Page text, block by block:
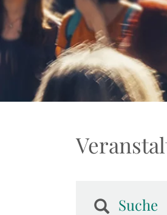
Suche